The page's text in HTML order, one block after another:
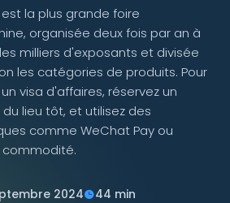
nous
la plus grande foire
organisée deux fois par an à
milliers d'exposants et divisée
les catégories de produits. Pour
visa d'affaires, réservez un
lieu tôt, et utilisez des
comme WeChat Pay ou
commodité.
2024 44 min